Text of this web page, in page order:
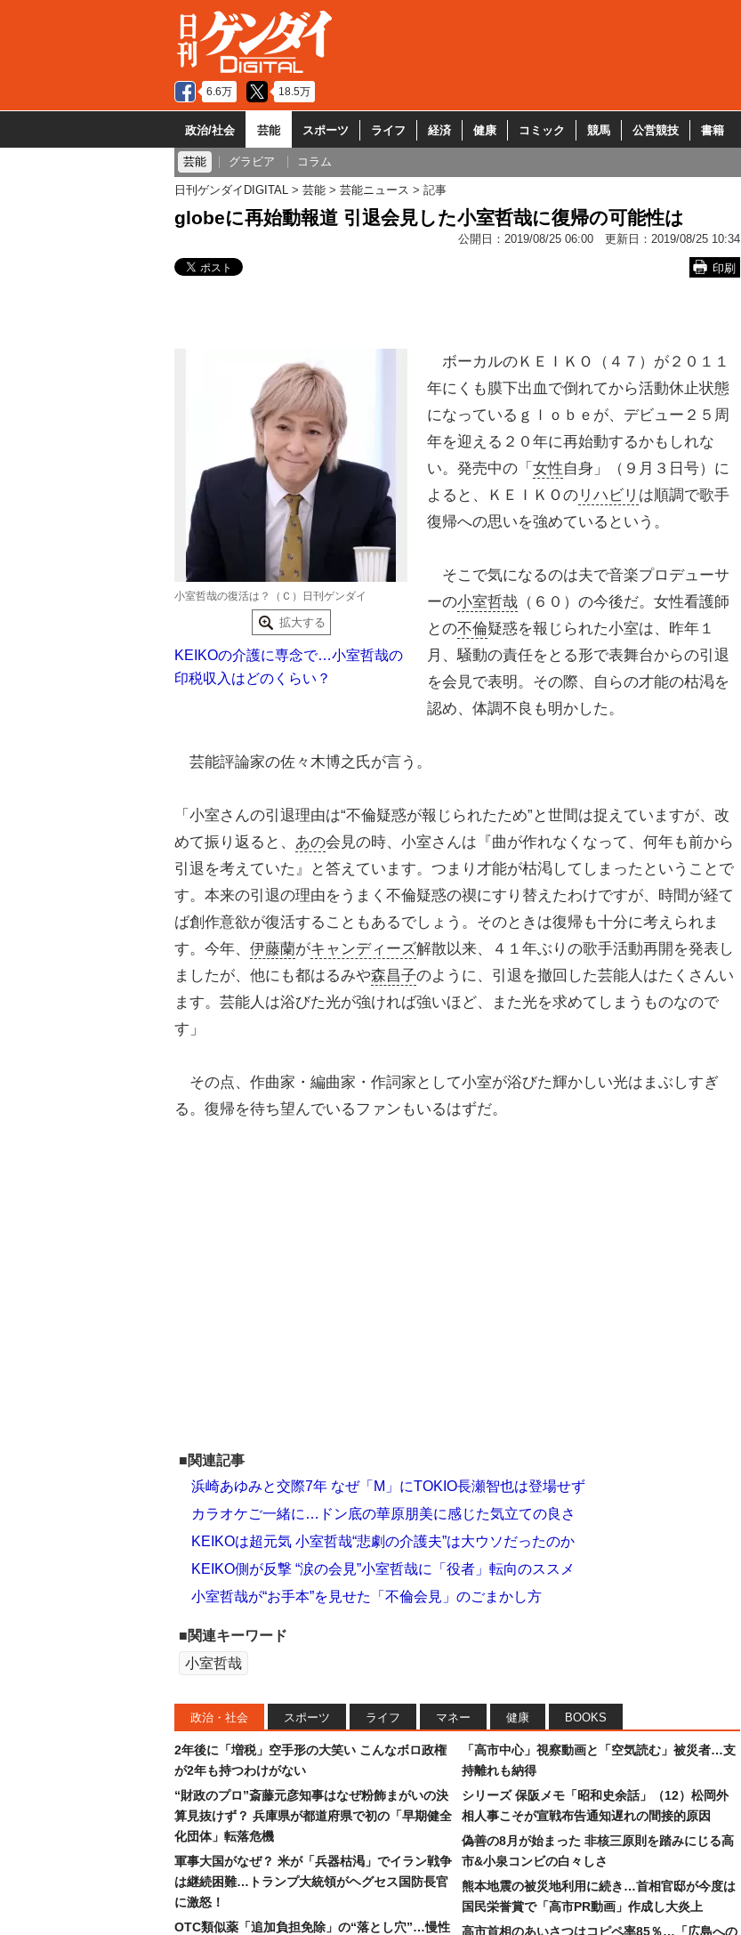
6.6万 18.5万
政治/社会 芸能 スポーツ ライフ 経済 健康 コミック 競馬 公営競技 書籍
芸能 グラビア コラム
日刊ゲンダイDIGITAL 芸能 芸能ニュース 記事
globeに再始動報道 引退会見した小室哲哉に復帰の可能性は
公開日： 2019/08/25 06:00 更新日： 2019/08/25 10:34
印刷
小室哲哉の復活は？（Ｃ）日刊ゲンダイ
拡大する
KEIKOの介護に専念で…小室哲哉の
印税収入はどのくらい？
ボーカルのＫＥＩＫＯ（４７）が２０１１
年にくも膜下出血で倒れてから活動休止状態
になっているｇｌｏｂｅが、デビュー２５周
年を迎える２０年に再始動するかもしれな
い。発売中の「 女性自身」（９月３日号）に
よると、ＫＥＩＫＯの リハビリ は順調で歌手
復帰への思いを強めているという。
そこで気になるのは夫で音楽プロデューサ
ーの小室哲哉 （６０）の今後だ。女性看護師
との不倫疑惑を報じられた小室は、昨年１
月、騒動の責任をとる形で表舞台からの引退
を会見で表明。その際、自らの才能の枯渇を
認め、体調不良も明かした。
芸能評論家の佐々木博之氏が言う。
「小室さんの引退理由は“不倫疑惑が報じられたため”と世間は捉えていますが、改
めて振り返ると、 あの会見の時、小室さんは『曲が作れなくなって、何年も前から
引退を考えていた』と答えています。つまり才能が枯渇してしまったということで
す。本来の引退の理由をうまく不倫疑惑の禊にすり替えたわけですが、時間が経て
ば創作意欲が復活することもあるでしょう。そのときは復帰も十分に考えられま
す。今年、 伊藤蘭がキャンディーズ解散以来、４１年ぶりの歌手活動再開を発表し
ましたが、他にも都はるみや森昌子のように、引退を撤回した芸能人はたくさんい
ます。芸能人は浴びた光が強ければ強いほど、また光を求めてしまうものなので
す」
その点、作曲家・編曲家・作詞家として小室が浴びた輝かしい光はまぶしすぎ
る。復帰を待ち望んでいるファンもいるはずだ。
■関連記事
浜崎あゆみと交際7年 なぜ「M」にTOKIO長瀬智也は登場せず
カラオケご一緒に…ドン底の華原朋美に感じた気立ての良さ
KEIKOは超元気 小室哲哉“悲劇の介護夫”は大ウソだったのか
KEIKO側が反撃 “涙の会見”小室哲哉に「役者」転向のススメ
小室哲哉が“お手本”を見せた「不倫会見」のごまかし方
■関連キーワード
小室哲哉
政治・社会 スポーツ ライフ マネー 健康 BOOKS
2年後に「増税」空手形の大笑い こんなボロ政権
が2年も持つわけがない
“財政のプロ”斎藤元彦知事はなぜ粉飾まがいの決
算見抜けず？ 兵庫県が都道府県で初の「早期健全
化団体」転落危機
軍事大国がなぜ？ 米が「兵器枯渇」でイラン戦争
は継続困難…トランプ大統領がヘグセス国防長官
に激怒！
OTC類似薬「追加負担免除」の“落とし穴”…慢性
「高市中心」視察動画と「空気読む」被災者…支
持離れも納得
シリーズ 保阪メモ「昭和史余話」（12）松岡外
相人事こそが宣戦布告通知遅れの間接的原因
偽善の8月が始まった 非核三原則を踏みにじる高
市&小泉コンビの白々しさ
熊本地震の被災地利用に続き…首相官邸が今度は
国民栄誉賞で「高市PR動画」作成し大炎上
高市首相のあいさつはコピペ率85％…「広島への